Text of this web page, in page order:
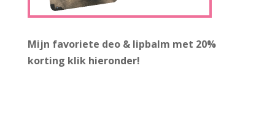
Mijn favoriete deo & lipbalm met 20%
korting klik hieronder!